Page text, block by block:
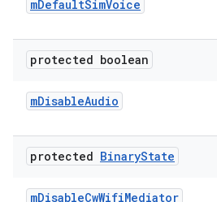
mDefaultSimVoice
protected boolean
mDisableAudio
protected BinaryState
mDisableCwWifiMediator